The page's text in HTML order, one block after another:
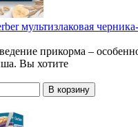
мультизлаковая
прикорма –
Вы хотите